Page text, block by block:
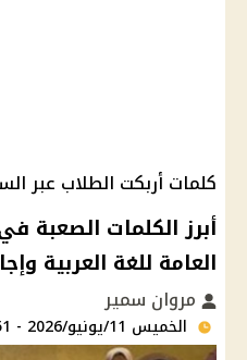
كلمات أربكت الطلاب عبر
أبرز الكلمات الصعبة
العامة للغة العربية
مروان سمير
الخميس 11/يونيو/2026 - 10:51 م